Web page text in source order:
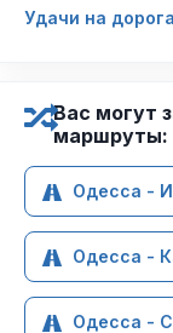
Удачи на
Вас могут
маршруты:
Одесса -
Одесса -
Одесса -